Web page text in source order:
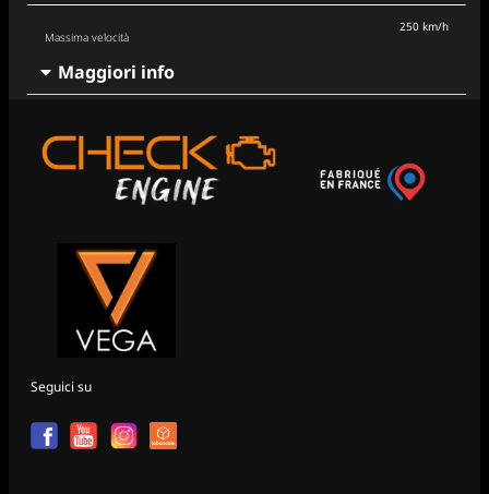
Massima velocità
250 km/h
Maggiori info
Seguici su